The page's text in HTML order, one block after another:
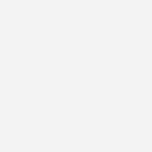
Auflage prägen die
und